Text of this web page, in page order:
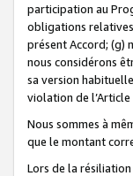
participation au
obligations relatives
présent Accord; (g)
nous considérons
sa version
violation de
Nous sommes à
que le montant
Lors de la